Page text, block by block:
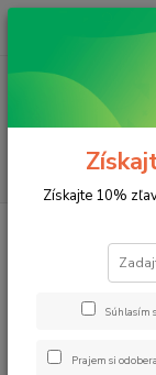
(Po-Pia, 8-17 hod.)
Skrutka
HUNTER
Získajte 10%
Súhlasím
Prajem si